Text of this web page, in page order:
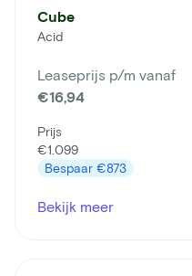
Cube
Acid
Leaseprijs p/m vanaf
€16,94
Prijs
€1.099
Bespaar €873
Bekijk meer